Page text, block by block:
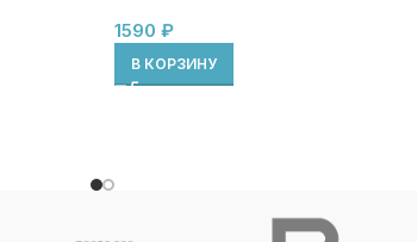
1590 ₽
В КОРЗИНУ